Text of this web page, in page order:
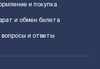
и покупка
и обмен билета
вопросы и ответы